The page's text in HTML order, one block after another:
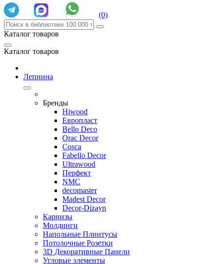
(0)
Каталог товаров
Каталог товаров
Лепнина
Бренды
Hiwood
Европласт
Bello Deco
Orac Decor
Cosca
Fabello Decor
Ultrawood
Перфект
NMC
decomaster
Madest Decor
Decor-Dizayn
Карнизы
Молдинги
Напольные Плинтусы
Потолочные Розетки
3D Декоративные Панели
Угловые элементы